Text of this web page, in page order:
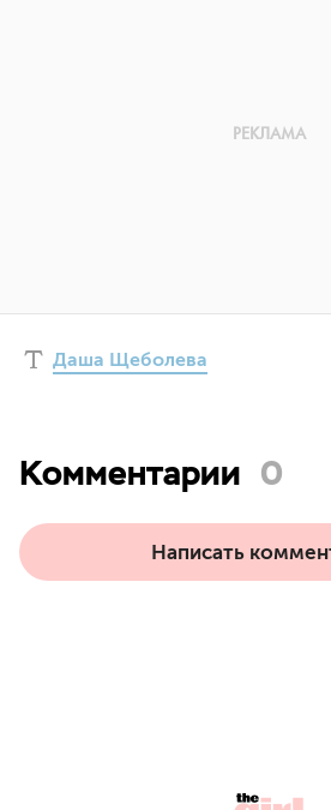
Даша Щеболева
Комментарии 0
Написать